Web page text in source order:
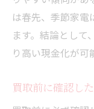
は春先、季節家電
ます。結論として
り高い現金化が可
買取前に確認し